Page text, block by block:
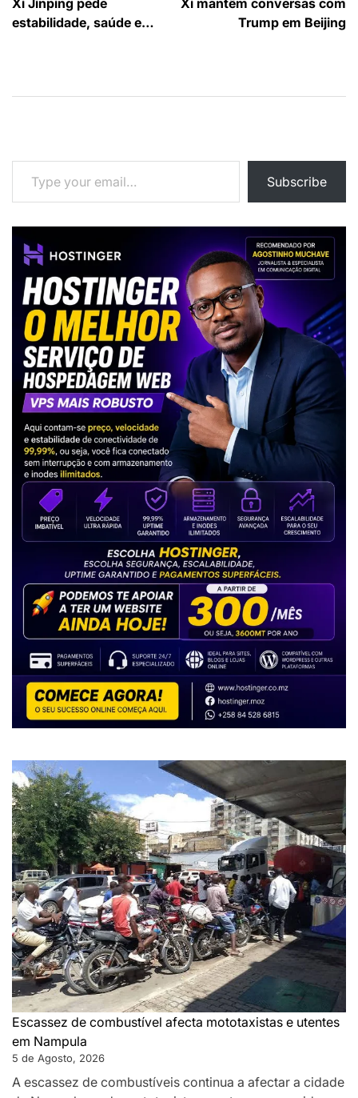
de
Xi Jinping pede
estabilidade, saúde e…
Xi mantêm conversas com
Trump em Beijing
Type your email…
Subscribe
Escassez de combustível afecta mototaxistas e utentes
em Nampula
5 de Agosto, 2026
A escassez de combustíveis continua a afectar a cidade